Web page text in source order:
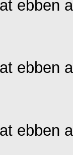
ebben
ebben
ebben